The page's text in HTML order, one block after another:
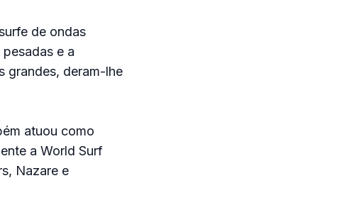
de ondas
e a
grandes, deram-lhe
atuou como
a World Surf
Nazare e